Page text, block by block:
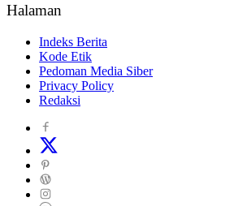
Halaman
Indeks Berita
Kode Etik
Pedoman Media Siber
Privacy Policy
Redaksi